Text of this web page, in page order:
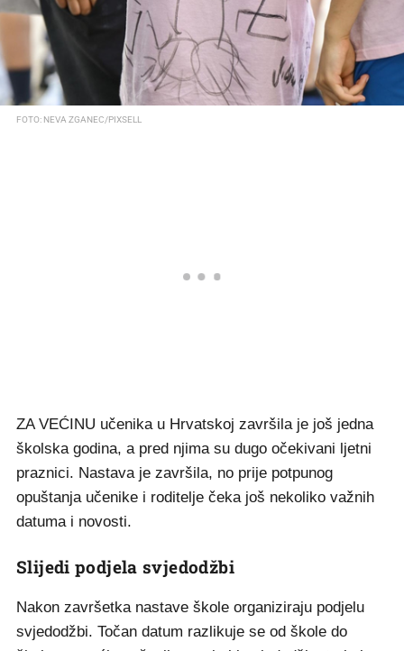
FOTO: NEVA ZGANEC/PIXSELL
ZA VEĆINU učenika u Hrvatskoj završila je još jedna
školska godina, a pred njima su dugo očekivani ljetni
praznici. Nastava je završila, no prije potpunog
opuštanja učenike i roditelje čeka još nekoliko važnih
datuma i novosti.
Slijedi podjela svjedodžbi
Nakon završetka nastave škole organiziraju podjelu
svjedodžbi. Točan datum razlikuje se od škole do